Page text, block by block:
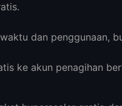
dan penggunaan,
ke akun penagihan